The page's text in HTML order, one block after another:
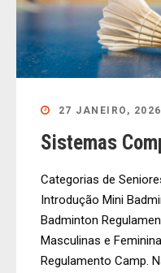
27 JANEIRO, 2026
Sistemas
Categorias de
Introdução Mini
Badminton
Masculinas e
Regulamento Camp.